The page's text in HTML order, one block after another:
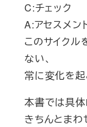
C:チェック
A:アセスメン
このサイクル
ない、
常に変化を起
本書では具体
きちんとまわ